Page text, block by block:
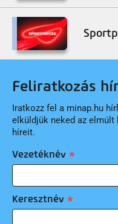
Feliratkozás
Iratkozz fel a minap.hu
elküldjük neked az elmúlt
híreit.
Vezetéknév
Keresztnév